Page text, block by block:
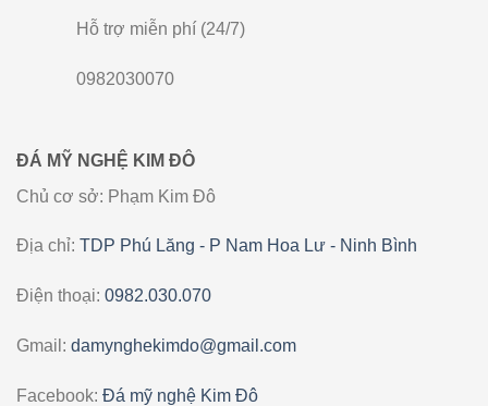
Hỗ trợ miễn phí (24/7)
0982030070
ĐÁ MỸ NGHỆ KIM ĐÔ
Chủ cơ sở: Phạm Kim Đô
Địa chỉ: TDP Phú Lăng - P Nam Hoa Lư - Ninh Bình
Điện thoại: 0982.030.070
Gmail: damynghekimdo@gmail.com
Facebook: Đá mỹ nghệ Kim Đô